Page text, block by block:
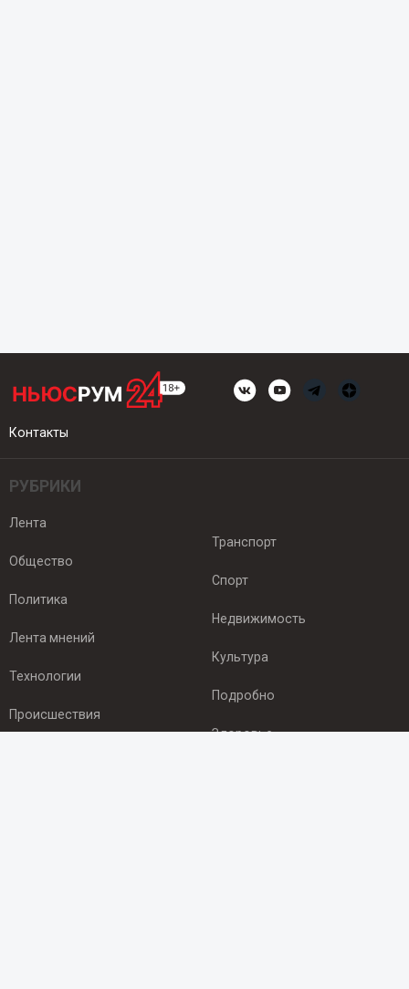
Контакты
РУБРИКИ
Лента
Общество
Политика
Лента мнений
Технологии
Происшествия
Транспорт
Спорт
Недвижимость
Культура
Подробно
Здоровье